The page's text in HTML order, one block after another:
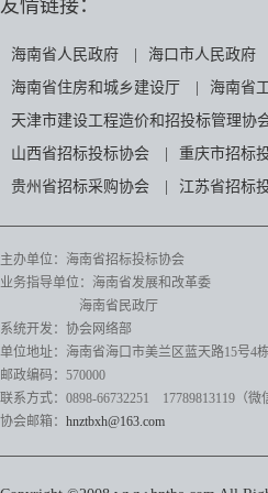
友情链接：
海南省人民政府 海口市人民政府
海南省住房和城乡建设厅
海南省
天津市建设工程造价和招投标管理协
山西省招标投标协会
重庆市招标
贵州省招标采购协会
江苏省招标
主办单位：海南省招标投标协会
业务指导单位：海南省发展和改革委
海南省民政厅
系统开发：协会网络部
单位地址：海南省海口市美兰区蓝天路15号4
邮政编码：570000
联系方式：0898-66732251 17789813119（微
协会邮箱： hnztbxh@163.com